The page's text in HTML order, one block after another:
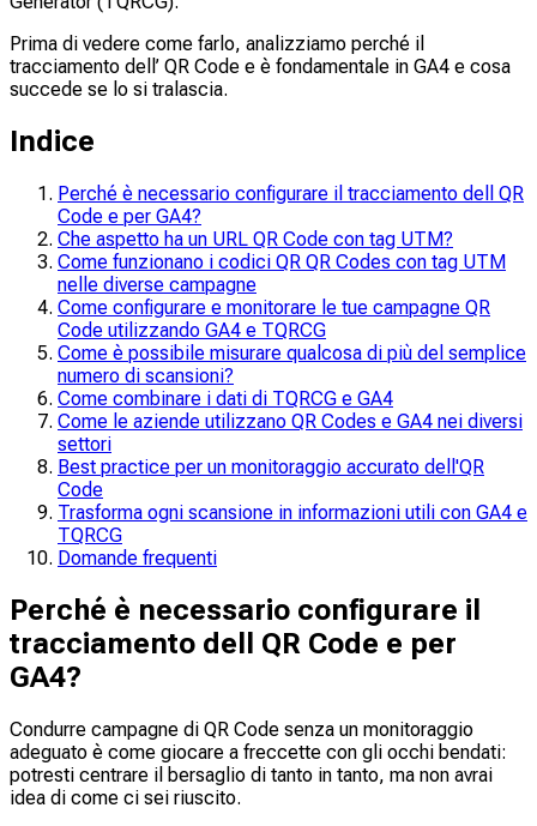
Prima di vedere come farlo, analizziamo perché il
tracciamento dell’ QR Code e è fondamentale in GA4 e cosa
succede se lo si tralascia.
Indice
Perché è necessario configurare il tracciamento dell QR
Code e per GA4?
Che aspetto ha un URL QR Code con tag UTM?
Come funzionano i codici QR QR Codes con tag UTM
nelle diverse campagne
Come configurare e monitorare le tue campagne QR
Code utilizzando GA4 e TQRCG
Come è possibile misurare qualcosa di più del semplice
numero di scansioni?
Come combinare i dati di TQRCG e GA4
Come le aziende utilizzano QR Codes e GA4 nei diversi
settori
Best practice per un monitoraggio accurato dell'QR
Code
Trasforma ogni scansione in informazioni utili con GA4 e
TQRCG
Domande frequenti
Perché è necessario configurare il
tracciamento dell QR Code e per
GA4?
Condurre campagne di QR Code senza un monitoraggio
adeguato è come giocare a freccette con gli occhi bendati:
potresti centrare il bersaglio di tanto in tanto, ma non avrai
idea di come ci sei riuscito.